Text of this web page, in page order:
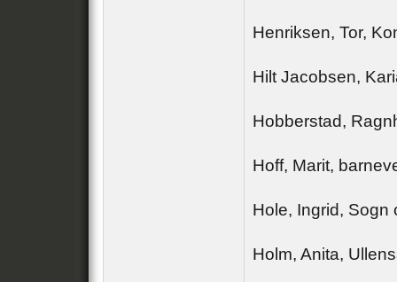
Henriksen, Tor,
Hilt Jacobsen,
Hobberstad,
Hoff, Marit,
Hole, Ingrid, Sogn
Holm, Anita,